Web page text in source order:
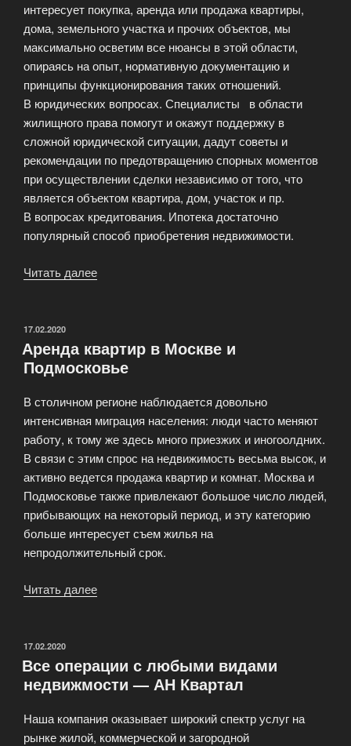
интересует покупка, аренда или продажа квартиры,
дома, земельного участка и прочих объектов, мы
максимально осветим все нюансы в этой области,
опираясь на опыт, нормативную документацию и
принципы функционирования таких отношений.
В юридических вопросах. Специалисты в области
жилищного права помогут и окажут поддержку в
сложной юридической ситуации, дадут советы и
рекомендации по предотвращению спорных моментов
при осуществлении сделки независимо от того, что
является объектом квартира, дом, участок и пр.
В вопросах кредитования. Ипотека достаточно
популярный способ приобретения недвижимости.
Читать далее
ОПУБЛИКОВАНО
17.02.2020
Аренда квартир в Москве и
Подмосковье
В столичном регионе наблюдается довольно
интенсивная миграция населения: люди часто меняют
работу, к тому же здесь много приезжих и иногоолдних.
В связи с этим спрос на недвижимость весьма высок, и
активно ведется продажа квартир и комнат. Москва и
Подмосковье также привлекают большое число людей,
прибывающих на некоторый период, и эту категорию
больше интересует съем жилья на
непродолжительный срок.
Читать далее
и
Подмосковье»
ОПУБЛИКОВАНО
17.02.2020
Все операции с любыми видами
недвижмости — АН Квартал
Наша компания оказывает широкий спектр услуг на
рынке жилой, коммерческой и загородной